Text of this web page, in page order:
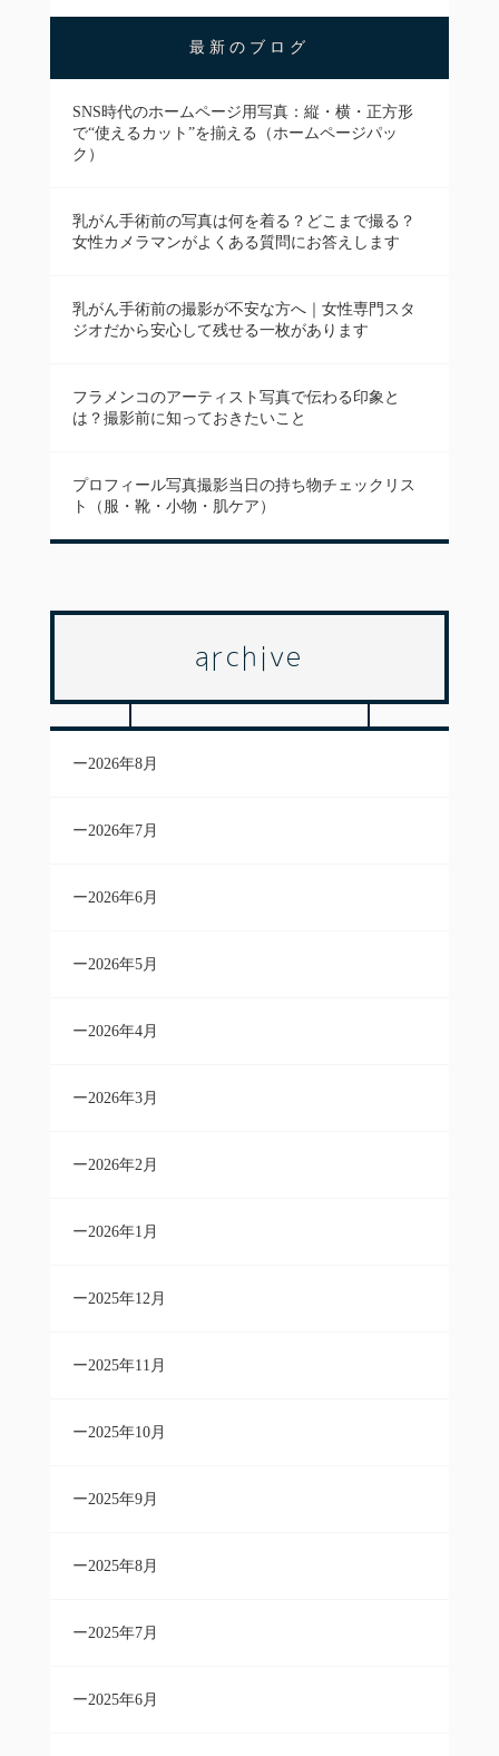
最新のブログ
SNS時代のホームページ用写真：縦・横・正方形
で“使えるカット”を揃える（ホームページパッ
ク）
乳がん手術前の写真は何を着る？どこまで撮る？
女性カメラマンがよくある質問にお答えします
乳がん手術前の撮影が不安な方へ｜女性専門スタ
ジオだから安心して残せる一枚があります
フラメンコのアーティスト写真で伝わる印象と
は？撮影前に知っておきたいこと
プロフィール写真撮影当日の持ち物チェックリス
ト（服・靴・小物・肌ケア）
archive
2026年8月
2026年7月
2026年6月
2026年5月
2026年4月
2026年3月
2026年2月
2026年1月
2025年12月
2025年11月
2025年10月
2025年9月
2025年8月
2025年7月
2025年6月